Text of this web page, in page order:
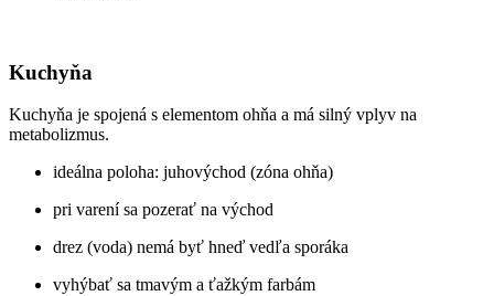
Kuchyňa
Kuchyňa je spojená s elementom ohňa a má silný vplyv na
metabolizmus.
ideálna poloha: juhovýchod (zóna ohňa)
pri varení sa pozerať na východ
drez (voda) nemá byť hneď vedľa sporáka
vyhýbať sa tmavým a ťažkým farbám